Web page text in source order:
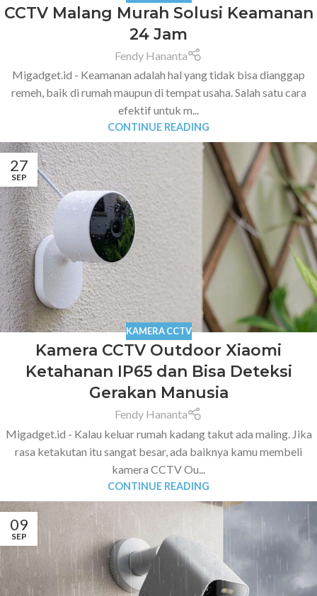
CCTV Malang Murah Solusi Keamanan
24 Jam
Fendy Hananta
Migadget.id - Keamanan adalah hal yang tidak bisa dianggap
remeh, baik di rumah maupun di tempat usaha. Salah satu cara
efektif untuk m...
CONTINUE READING
27
SEP
KAMERA CCTV
Kamera CCTV Outdoor Xiaomi
Ketahanan IP65 dan Bisa Deteksi
Gerakan Manusia
Fendy Hananta
Migadget.id - Kalau keluar rumah kadang takut ada maling. Jika
rasa ketakutan itu sangat besar, ada baiknya kamu membeli
kamera CCTV Ou...
CONTINUE READING
09
SEP